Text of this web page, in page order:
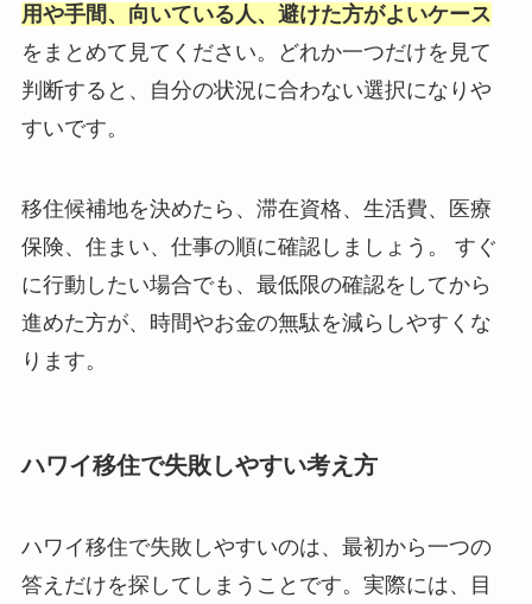
用や手間、向いている人、避けた方がよいケース
をまとめて見てください。どれか一つだけを見て
判断すると、自分の状況に合わない選択になりや
すいです。
移住候補地を決めたら、滞在資格、生活費、医療
保険、住まい、仕事の順に確認しましょう。 すぐ
に行動したい場合でも、最低限の確認をしてから
進めた方が、時間やお金の無駄を減らしやすくな
ります。
ハワイ移住で失敗しやすい考え方
ハワイ移住で失敗しやすいのは、最初から一つの
答えだけを探してしまうことです。実際には、目